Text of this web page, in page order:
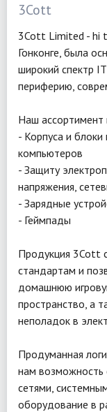
3Cott
3Cott Limited - hi
Гонконге, была
широкий спектр
периферию,
Наш ассортимент
- Корпуса и
компьютеров
- Защиту
напряжения,
- Зарядные
- Геймпады
Продукция 3Cott
стандартам и
домашнюю
пространство, а
неполадок в
Продуманная
нам возможность
сетями,
оборудование в